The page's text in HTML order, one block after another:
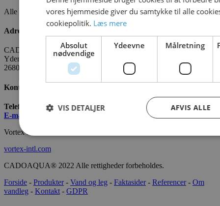
Alle fakta om CADO er tilgængelige HER
Adresse
CADO AQUA Danmark
Yderholmvej 35
2680 Solrød
Kontakt os
Telefon:
+45 7022 2628
E-mail
Vortex International
vortex-intl.com
CADOAQUA® 2022 Alle rettigheder forbeholdes.
Forside - Produkter- Vand og leg - Faktasider- Referencer- Om
vandleg - Kontakt - GDPR
vores hjemmeside giver du samtykke til alle
cookiepolitik. Læs mere
Absolut
nødvendige
Ydeevne Målretning
AFVIS ALLE
VIS DETALJER